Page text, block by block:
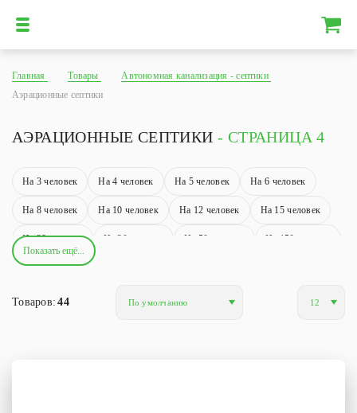
Главная Товары
Автономная канализация - септики
Аэрационные септики
АЭРАЦИОННЫЕ СЕПТИКИ - СТРАНИЦА 4
На 3 человек На 4 человек На 5 человек На 6 человек
На 8 человек На 10 человек На 12 человек На 15 человек
На 20 человек На 30 человек На 50 человек На 150 человек
На 200 человек
Энергозависимые
Показать ещё...
Товаров: 44